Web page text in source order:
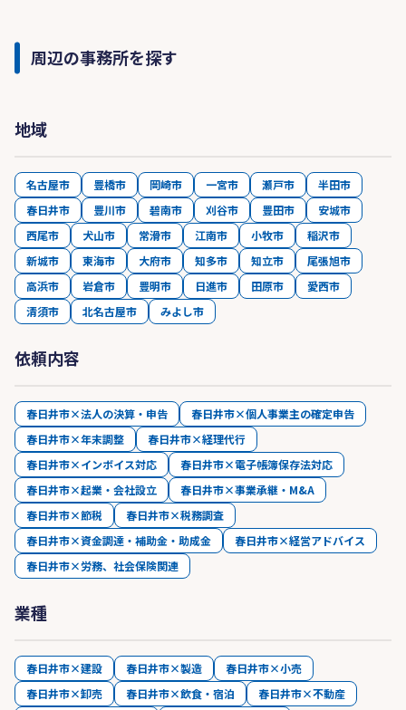
周辺の事務所を探す
地域
名古屋市 豊橋市 岡崎市 一宮市 瀬戸市
半田市
春日井市
豊川市 碧南市 刈谷市 豊田市
安城市
西尾市
犬山市 常滑市 江南市 小牧市
稲沢市
新城市
東海市 大府市 知多市 知立市
尾張旭市
高浜市
岩倉市 豊明市 日進市 田原市
愛西市
清須市
北名古屋市 みよし市
依頼内容
春日井市×法人の決算・申告
春日井市×個人事業主の確定申告
春日井市×年末調整
春日井市×経理代行
春日井市×インボイス対応
春日井市×電子帳簿保存法対応
春日井市×起業・会社設立
春日井市×事業承継・M&A
春日井市×節税
春日井市×税務調査
春日井市×資金調達・補助金・助成金
春日井市×経営アドバイス
春日井市×労務、社会保険関連
業種
春日井市×建設 春日井市×製造
春日井市×小売
春日井市×卸売
春日井市×飲食・宿泊
春日井市×不動産